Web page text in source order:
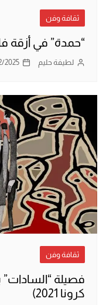
ثقافة وفن
“حمدة” في أزقة
لطيفة حليم 2025
ثقافة وفن
فصيلة
كرونا 2021)